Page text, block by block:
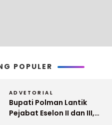
POPULER
ADVETORIAL
Bupati Polman Lantik
Pejabat Eselon II dan III,